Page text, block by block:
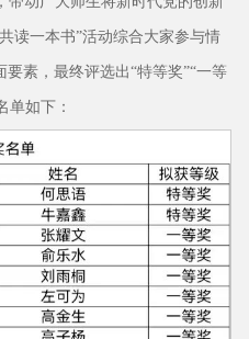
读一本书”活动综合大家参与情
素，最终评选出“特等奖”“一等
单如下：